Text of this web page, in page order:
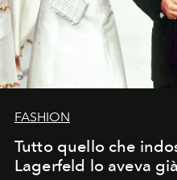
FASHION
Tutto quello che
Lagerfeld lo aveva